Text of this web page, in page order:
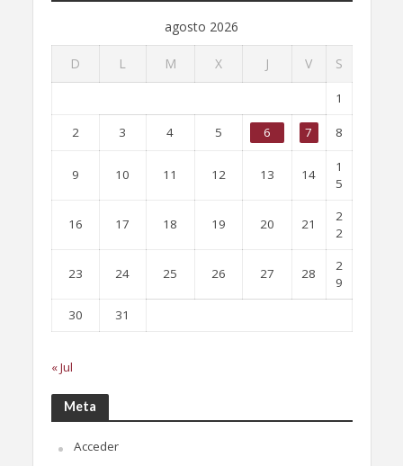
agosto 2026
D L M X J V S
1
2 3 4 5 6 7 8
9 10 11 12 13 14
1
5
16 17 18 19 20 21
2
2
23 24 25 26 27 28
2
9
30
31
« Jul
Meta
Acceder